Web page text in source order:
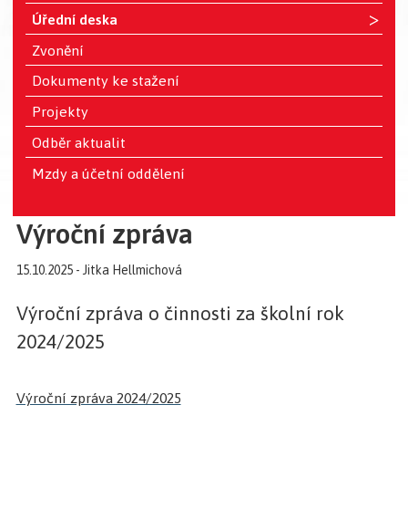
Úřední deska
>
Zvonění
Dokumenty ke stažení
Projekty
Odběr aktualit
Mzdy a účetní oddělení
Výroční zpráva
15.10.2025 - Jitka Hellmichová
Výroční zpráva o činnosti za školní rok
2024/2025
Výroční zpráva 2024/2025